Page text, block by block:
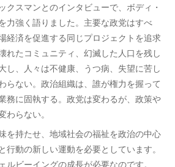
クスマンとのインタビューで、ボディ・
力強く語りました。主要な政党はすべ
経済を促進する同じプロジェクトを追求
れたコミュニティ、幻滅した人口を残し
し、人々は不健康、うつ病、失望に苦し
らない。政治組織は、誰が権力を握って
務に固執する。政党は変わるが、政策や
わらない。
を持たせ、地域社会の福祉を政治の中心
行動の新しい運動を必要としています。
ルビーイングの成長が必要なのです。